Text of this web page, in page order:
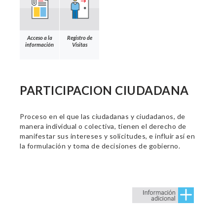
Acceso a la
información
Registro de
Visitas
PARTICIPACION CIUDADANA
Proceso en el que las ciudadanas y ciudadanos, de
manera individual o colectiva, tienen el derecho de
manifestar sus intereses y solicitudes, e influir así en
la formulación y toma de decisiones de gobierno.